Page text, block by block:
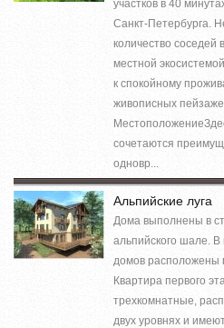
участков в 40
Санкт-Петербурга.
количество соседей
местной
к спокойному
живописных
сочетаются
одновр...
Альпийские луга
Дома выполнены в
альпийского шале. В
домов расположены
Квартира первого
трехкомнатные,
двух уровнях и